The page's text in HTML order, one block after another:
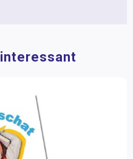
interessant